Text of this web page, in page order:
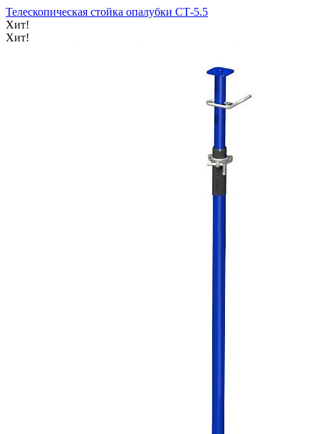
Телескопическая стойка опалубки СТ-5.5
Хит!
Хит!